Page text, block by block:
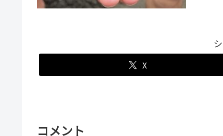
X
コメント